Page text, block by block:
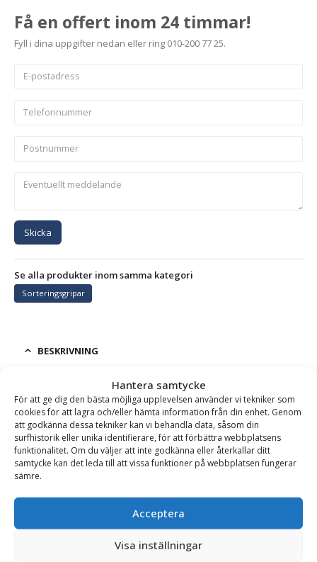
Hantera samtycke
För att ge dig den bästa möjliga upplevelsen använder vi tekniker som
cookies för att lagra och/eller hämta information från din enhet. Genom
att godkänna dessa tekniker kan vi behandla data, såsom din
surfhistorik eller unika identifierare, för att förbättra webbplatsens
funktionalitet. Om du väljer att inte godkänna eller återkallar ditt
samtycke kan det leda till att vissa funktioner på webbplatsen fungerar
sämre.
Acceptera
Visa inställningar
Få en offert inom 24 timmar!
Fyll i dina uppgifter nedan eller ring 010-200 77 25.
Skicka
Se alla produkter inom samma kategori
Sorteringsgripar
BESKRIVNING
Rivgrip 2400EP – fäste S2/B27, bredd 1250 mm, max
öppning 2350 mm, vikt 2248 kg
Denna hydrauliska rivningsgrip är konstruerad för att möta
kraven vid sorteringsarbete och lättare rivningsuppdrag. Med
en kraftfull 360° kontinuerlig rotation och en robust
konstruktion i slitstarka Hardox® 400, kombinerar gripen
precision, hållbarhet och prestanda i ett och samma verktyg.
För att maximera kraftöverföringen och driftsäkerheten är